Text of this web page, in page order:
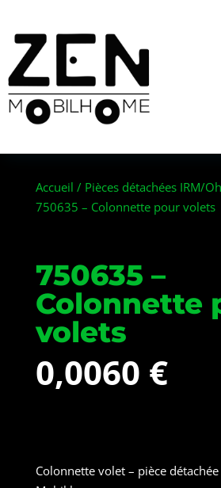
Accueil / Pièces détachées IRM/
750635 – Colonnette pour volets
750635 –
Colonnette
volets
0,0060 €
Colonnette volet – pièce